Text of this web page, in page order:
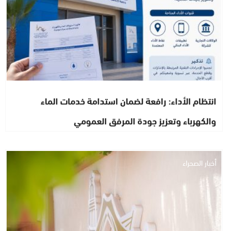
انتظام الأداء: رافعة لضمان استدامة خدمات الماء
والكهرباء وتعزيز جودة المرفق العمومي
أخبار الصحراء